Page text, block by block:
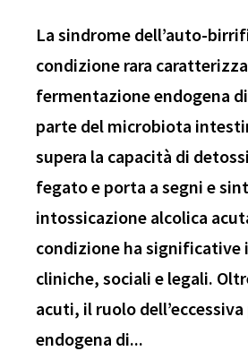
La sindrome dell’auto-
condizione rara
fermentazione endogena
parte del microbiota
supera la capacità di
fegato e porta a segni e
intossicazione alcolica
condizione ha significative
cliniche, sociali e legali.
acuti, il ruolo
endogena di...